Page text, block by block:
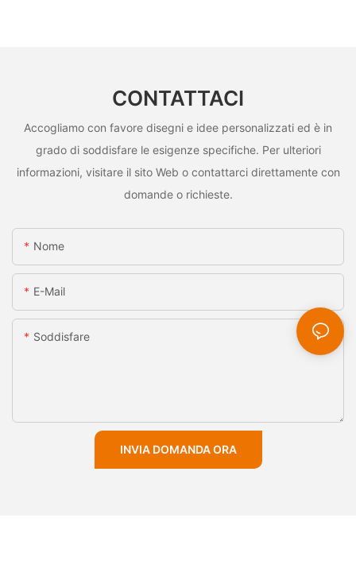
CONTATTACI
Accogliamo con favore disegni e idee personalizzati ed è in
grado di soddisfare le esigenze specifiche. Per ulteriori
informazioni, visitare il sito Web o contattarci direttamente con
domande o richieste.
Nome
E-Mail
Soddisfare
INVIA DOMANDA ORA